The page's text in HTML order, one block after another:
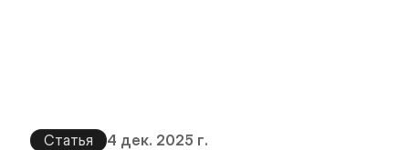
Статья 4 дек. 2025 г.